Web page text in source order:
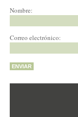
Nombre:
Correo electrónico: